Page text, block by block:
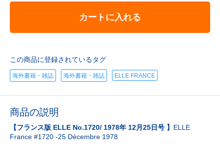
カートに入れる
この商品に登録されているタグ
海外書籍・雑誌 海外書籍・雑誌 ELLE FRANCE
商品の説明
【フランス版 ELLE No.1720/ 1978年 12月25日号 】 ELLE
France #1720 -25 Décembre 1978